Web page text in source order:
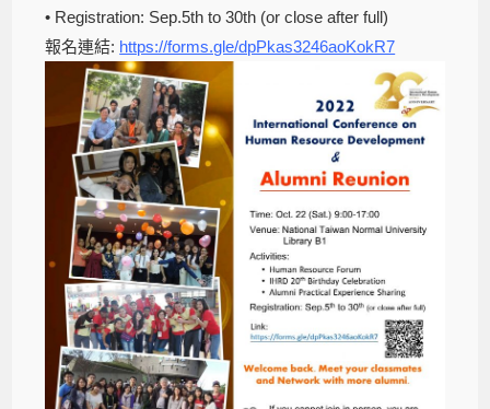
• Registration: Sep.5th to 30th (or close after full)
報名連結: https://forms.gle/dpPkas3246aoKokR7